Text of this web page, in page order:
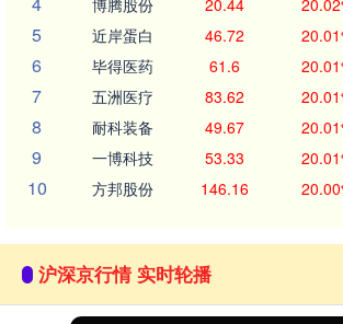
博腾股份 20.44
5 近岸蛋白 46.72
6 毕得医药 61.6
7 五洲医疗 83.62
8 耐科装备 49.67
9 一博科技 53.33
10 方邦股份 146.16
沪深京行情 实时轮播